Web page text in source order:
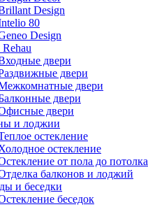
Design
80
Design
двери
двери
двери
двери
двери
и лоджии
остекление
остекление
от пола до потолка
балконов и лоджий
и беседки
беседок